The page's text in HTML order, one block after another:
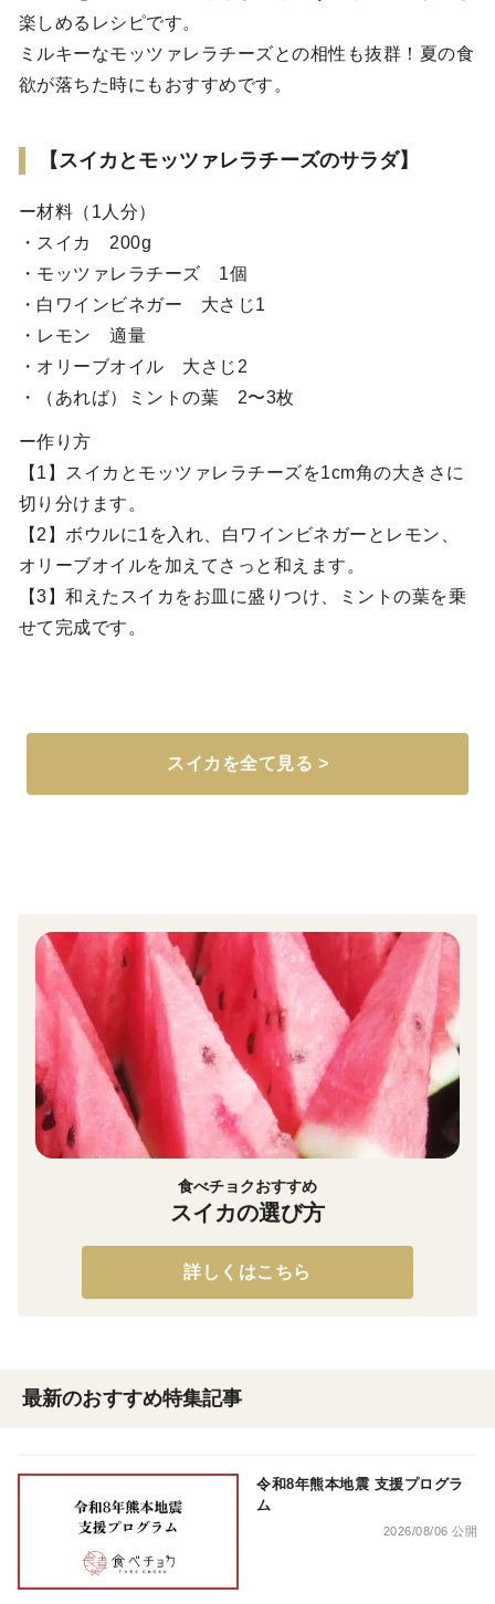
楽しめるレシピです。
ミルキーなモッツァレラチーズとの相性も抜群！夏の食
欲が落ちた時にもおすすめです。
【スイカとモッツァレラチーズのサラダ】
ー材料（1人分）
・スイカ 200g
・モッツァレラチーズ 1個
・白ワインビネガー 大さじ1
・レモン 適量
・オリーブオイル 大さじ2
・（あれば）ミントの葉 2〜3枚
ー作り方
【1】スイカとモッツァレラチーズを1cm角の大きさに
切り分けます。
【2】ボウルに1を入れ、白ワインビネガーとレモン、
オリーブオイルを加えてさっと和えます。
【3】和えたスイカをお皿に盛りつけ、ミントの葉を乗
せて完成です。
スイカを全て見る >
食べチョクおすすめ
スイカの選び方
詳しくはこちら
最新のおすすめ特集記事
令和8年熊本地震 支援プログラ
ム
2026/08/06 公開